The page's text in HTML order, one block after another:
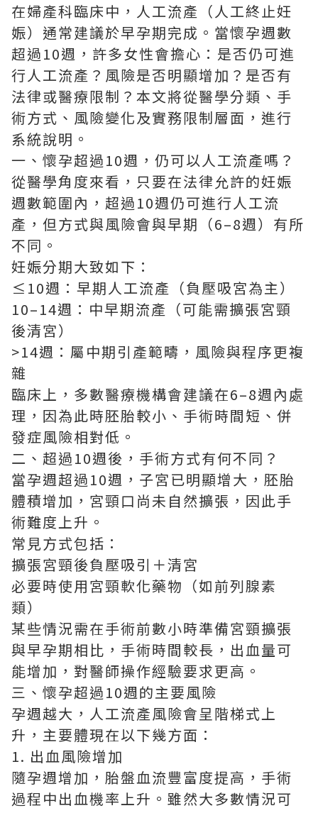
在婦產科臨床中，人工流產（人工終止妊
娠）通常建議於早孕期完成。當懷孕週數
超過10週，許多女性會擔心：是否仍可進
行人工流產？風險是否明顯增加？是否有
法律或醫療限制？本文將從醫學分類、手
術方式、風險變化及實務限制層面，進行
系統說明。
一、懷孕超過10週，仍可以人工流產嗎？
從醫學角度來看，只要在法律允許的妊娠
週數範圍內，超過10週仍可進行人工流
產，但方式與風險會與早期（6–8週）有所
不同。
妊娠分期大致如下：
≤10週：早期人工流產（負壓吸宮為主）
10–14週：中早期流產（可能需擴張宮頸
後清宮）
>14週：屬中期引產範疇，風險與程序更複
雜
臨床上，多數醫療機構會建議在6–8週內處
理，因為此時胚胎較小、手術時間短、併
發症風險相對低。
二、超過10週後，手術方式有何不同？
當孕週超過10週，子宮已明顯增大，胚胎
體積增加，宮頸口尚未自然擴張，因此手
術難度上升。
常見方式包括：
擴張宮頸後負壓吸引＋清宮
必要時使用宮頸軟化藥物（如前列腺素
類）
某些情況需在手術前數小時準備宮頸擴張
與早孕期相比，手術時間較長，出血量可
能增加，對醫師操作經驗要求更高。
三、懷孕超過10週的主要風險
孕週越大，人工流產風險會呈階梯式上
升，主要體現在以下幾方面：
1. 出血風險增加
隨孕週增加，胎盤血流豐富度提高，手術
過程中出血機率上升。雖然大多數情況可